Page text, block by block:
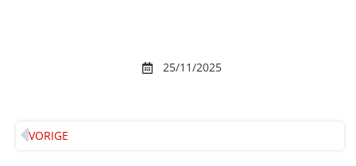
25/11/2025
VORIGE